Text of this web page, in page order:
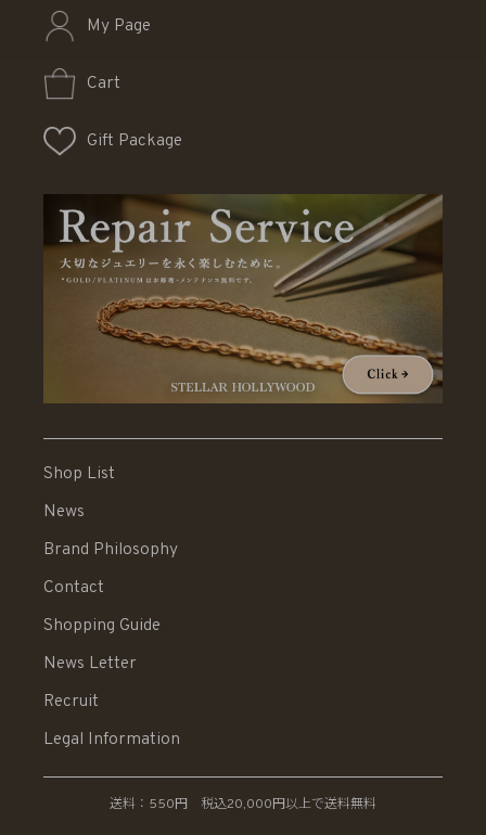
My Page
Cart
Gift Package
Shop List
News
Brand Philosophy
Contact
Shopping Guide
News Letter
Recruit
Legal Information
送料：550円 税込20,000円以上で送料無料